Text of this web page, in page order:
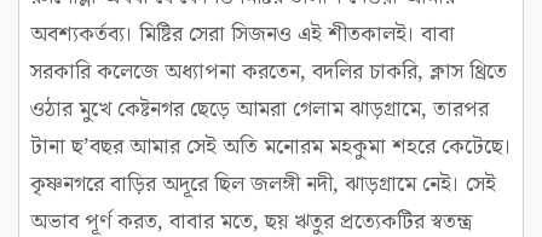
অবশ্যকর্তব্য। মিষ্টির সেরা সিজনও এই শীতকালই। বাবা
সরকারি কলেজে অধ্যাপনা করতেন, বদলির চাকরি, ক্লাস থ্রিতে
ওঠার মুখে কেষ্টনগর ছেড়ে আমরা গেলাম ঝাড়গ্রামে, তারপর
টানা ছ’বছর আমার সেই অতি মনোরম মহকুমা শহরে কেটেছে।
কৃষ্ণনগরে বাড়ির অদূরে ছিল জলঙ্গী নদী, ঝাড়গ্রামে নেই। সেই
অভাব পূর্ণ করত, বাবার মতে, ছয় ঋতুর প্রত্যেকটির স্বতন্ত্র